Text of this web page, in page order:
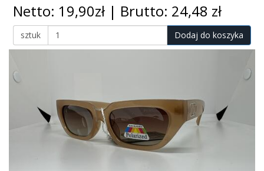
Netto: 19,90zł | Brutto: 24,48 zł
sztuk Dodaj do koszyka